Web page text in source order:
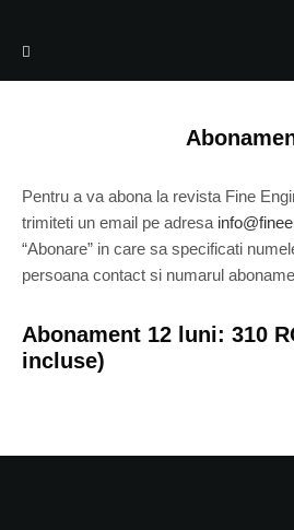
Pentru a va abona la revista Fine
trimiteti un email pe adresa
“Abonare” in care sa specificati
persoana contact si numarul
Abonament 12 luni: 310
incluse)